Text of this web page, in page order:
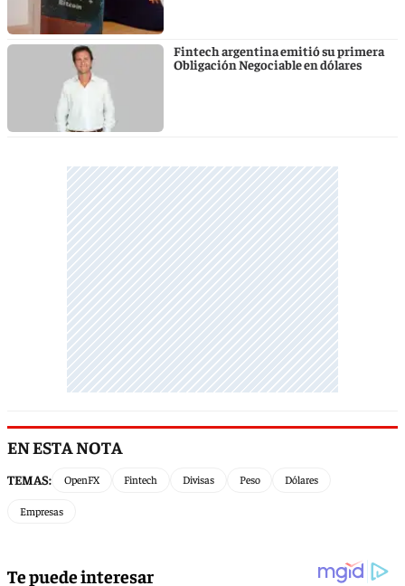
Fintech argentina emitió su primera
Obligación Negociable en dólares
EN ESTA NOTA
TEMAS: OpenFX Fintech Divisas Peso Dólares
Empresas